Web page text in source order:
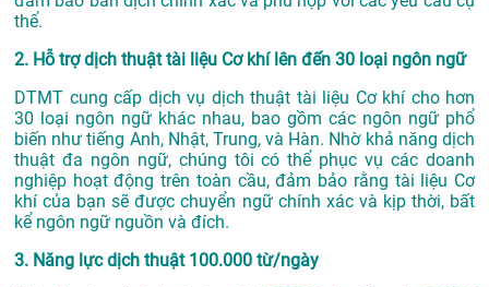
thể.
2. Hỗ trợ dịch thuật tài liệu Cơ khí lên đến 30 loại ngôn ngữ
DTMT cung cấp dịch vụ dịch thuật tài liệu Cơ khí cho hơn
30 loại ngôn ngữ khác nhau, bao gồm các ngôn ngữ phổ
biến như tiếng Anh, Nhật, Trung, và Hàn. Nhờ khả năng dịch
thuật đa ngôn ngữ, chúng tôi có thể phục vụ các doanh
nghiệp hoạt động trên toàn cầu, đảm bảo rằng tài liệu Cơ
khí của bạn sẽ được chuyển ngữ chính xác và kịp thời, bất
kể ngôn ngữ nguồn và đích.
3. Năng lực dịch thuật 100.000 từ/ngày